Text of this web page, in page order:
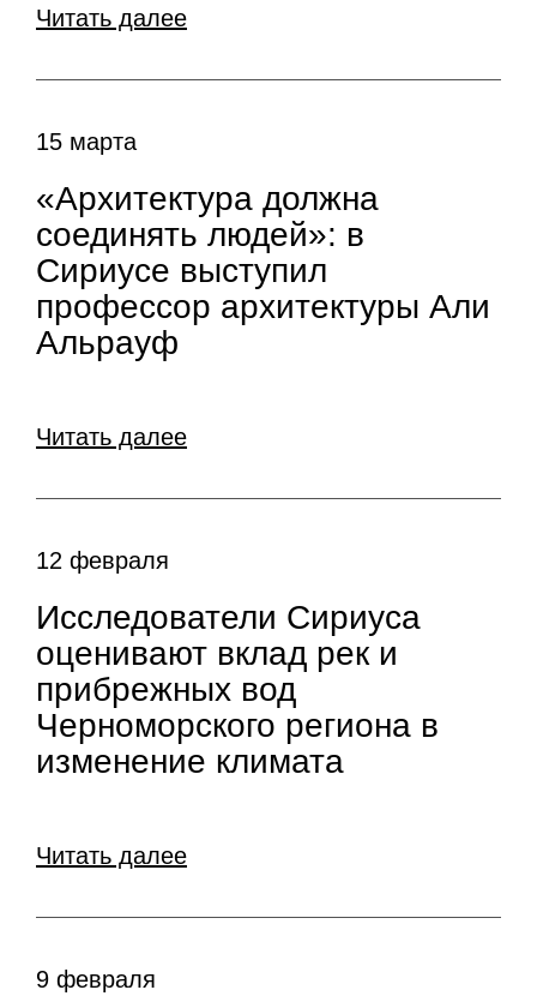
Читать далее
15 марта
«Архитектура должна
соединять людей»: в
Сириусе выступил
профессор архитектуры Али
Альрауф
Читать далее
12 февраля
Исследователи Сириуса
оценивают вклад рек и
прибрежных вод
Черноморского региона в
изменение климата
Читать далее
9 февраля